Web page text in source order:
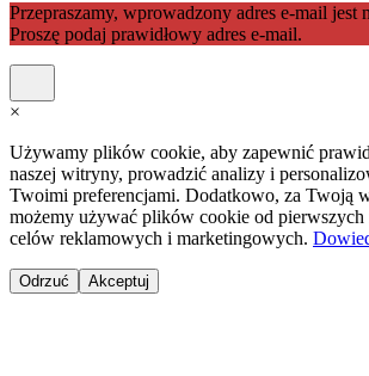
Przepraszamy, wprowadzony adres e-mail jest
Proszę podaj prawidłowy adres e-mail.
×
Używamy plików cookie, aby zapewnić
naszej witryny, prowadzić analizy i
Twoimi preferencjami. Dodatkowo, za Twoją
możemy używać plików cookie od pierwszych
celów reklamowych i marketingowych.
Odrzuć Akceptuj